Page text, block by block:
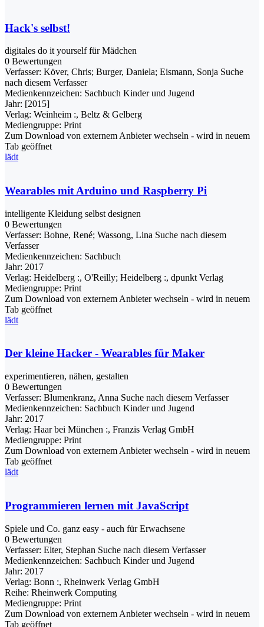
Hack's selbst!
digitales do it yourself für Mädchen
0 Bewertungen
Verfasser: Köver, Chris; Burger, Daniela; Eismann, Sonja Suche
nach diesem Verfasser
Medienkennzeichen: Sachbuch Kinder und Jugend
Jahr: [2015]
Verlag: Weinheim :, Beltz & Gelberg
Mediengruppe: Print
Zum Download von externem Anbieter wechseln - wird in neuem
Tab geöffnet
lädt
Wearables mit Arduino und Raspberry Pi
intelligente Kleidung selbst designen
0 Bewertungen
Verfasser: Bohne, René; Wassong, Lina Suche nach diesem
Verfasser
Medienkennzeichen: Sachbuch
Jahr: 2017
Verlag: Heidelberg :, O'Reilly; Heidelberg :, dpunkt Verlag
Mediengruppe: Print
Zum Download von externem Anbieter wechseln - wird in neuem
Tab geöffnet
lädt
Der kleine Hacker - Wearables für Maker
experimentieren, nähen, gestalten
0 Bewertungen
Verfasser: Blumenkranz, Anna Suche nach diesem Verfasser
Medienkennzeichen: Sachbuch Kinder und Jugend
Jahr: 2017
Verlag: Haar bei München :, Franzis Verlag GmbH
Mediengruppe: Print
Zum Download von externem Anbieter wechseln - wird in neuem
Tab geöffnet
lädt
Programmieren lernen mit JavaScript
Spiele und Co. ganz easy - auch für Erwachsene
0 Bewertungen
Verfasser: Elter, Stephan Suche nach diesem Verfasser
Medienkennzeichen: Sachbuch Kinder und Jugend
Jahr: 2017
Verlag: Bonn :, Rheinwerk Verlag GmbH
Reihe: Rheinwerk Computing
Mediengruppe: Print
Zum Download von externem Anbieter wechseln - wird in neuem
Tab geöffnet